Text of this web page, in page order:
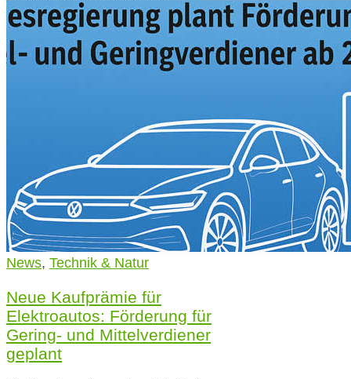
News, Technik & Natur
Neue Kaufprämie für
Elektroautos: Förderung für
Gering- und Mittelverdiener
geplant